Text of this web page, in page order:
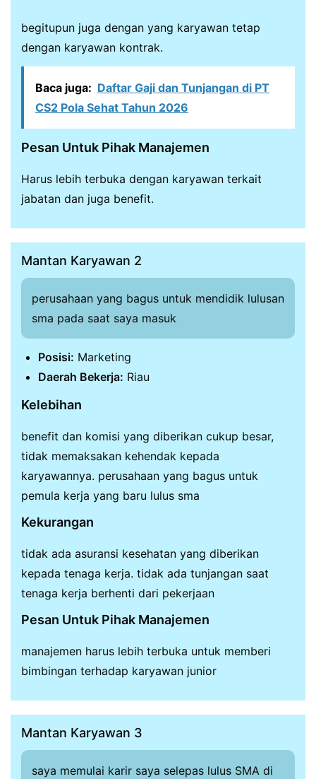
begitupun juga dengan yang karyawan tetap
dengan karyawan kontrak.
Baca juga: Daftar Gaji dan Tunjangan di PT
CS2 Pola Sehat Tahun 2026
Pesan Untuk Pihak Manajemen
Harus lebih terbuka dengan karyawan terkait
jabatan dan juga benefit.
Mantan Karyawan 2
perusahaan yang bagus untuk mendidik lulusan
sma pada saat saya masuk
Posisi: Marketing
Daerah Bekerja: Riau
Kelebihan
benefit dan komisi yang diberikan cukup besar,
tidak memaksakan kehendak kepada
karyawannya. perusahaan yang bagus untuk
pemula kerja yang baru lulus sma
Kekurangan
tidak ada asuransi kesehatan yang diberikan
kepada tenaga kerja. tidak ada tunjangan saat
tenaga kerja berhenti dari pekerjaan
Pesan Untuk Pihak Manajemen
manajemen harus lebih terbuka untuk memberi
bimbingan terhadap karyawan junior
Mantan Karyawan 3
saya memulai karir saya selepas lulus SMA di